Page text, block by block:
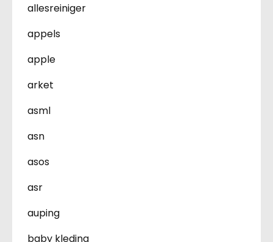
allesreiniger
appels
apple
arket
asml
asn
asos
asr
auping
baby kleding